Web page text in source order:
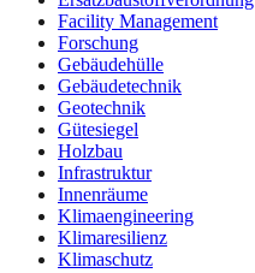
Facility Management
Forschung
Gebäudehülle
Gebäudetechnik
Geotechnik
Gütesiegel
Holzbau
Infrastruktur
Innenräume
Klimaengineering
Klimaresilienz
Klimaschutz